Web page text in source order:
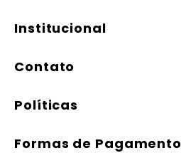
Institucional
Contato
Políticas
Formas de Pagamento